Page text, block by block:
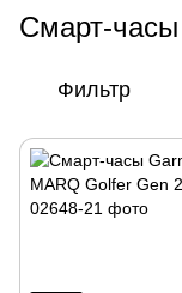
Смарт-
Фильтр